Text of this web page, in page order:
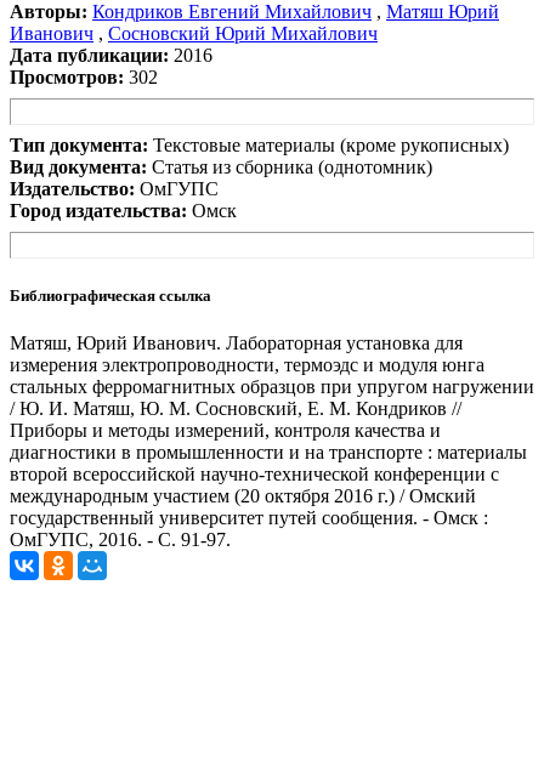
Авторы: Кондриков Евгений Михайлович , Матяш Юрий
Иванович , Сосновский Юрий Михайлович
Дата публикации: 2016
Просмотров: 302
Тип документа: Текстовые материалы (кроме рукописных)
Вид документа: Статья из сборника (однотомник)
Издательство: ОмГУПС
Город издательства: Омск
Библиографическая ссылка
Матяш, Юрий Иванович. Лабораторная установка для
измерения электропроводности, термоэдс и модуля юнга
стальных ферромагнитных образцов при упругом нагружении
/ Ю. И. Матяш, Ю. М. Сосновский, Е. М. Кондриков //
Приборы и методы измерений, контроля качества и
диагностики в промышленности и на транспорте : материалы
второй всероссийской научно-технической конференции с
международным участием (20 октября 2016 г.) / Омский
государственный университет путей сообщения. - Омск :
ОмГУПС, 2016. - С. 91-97.